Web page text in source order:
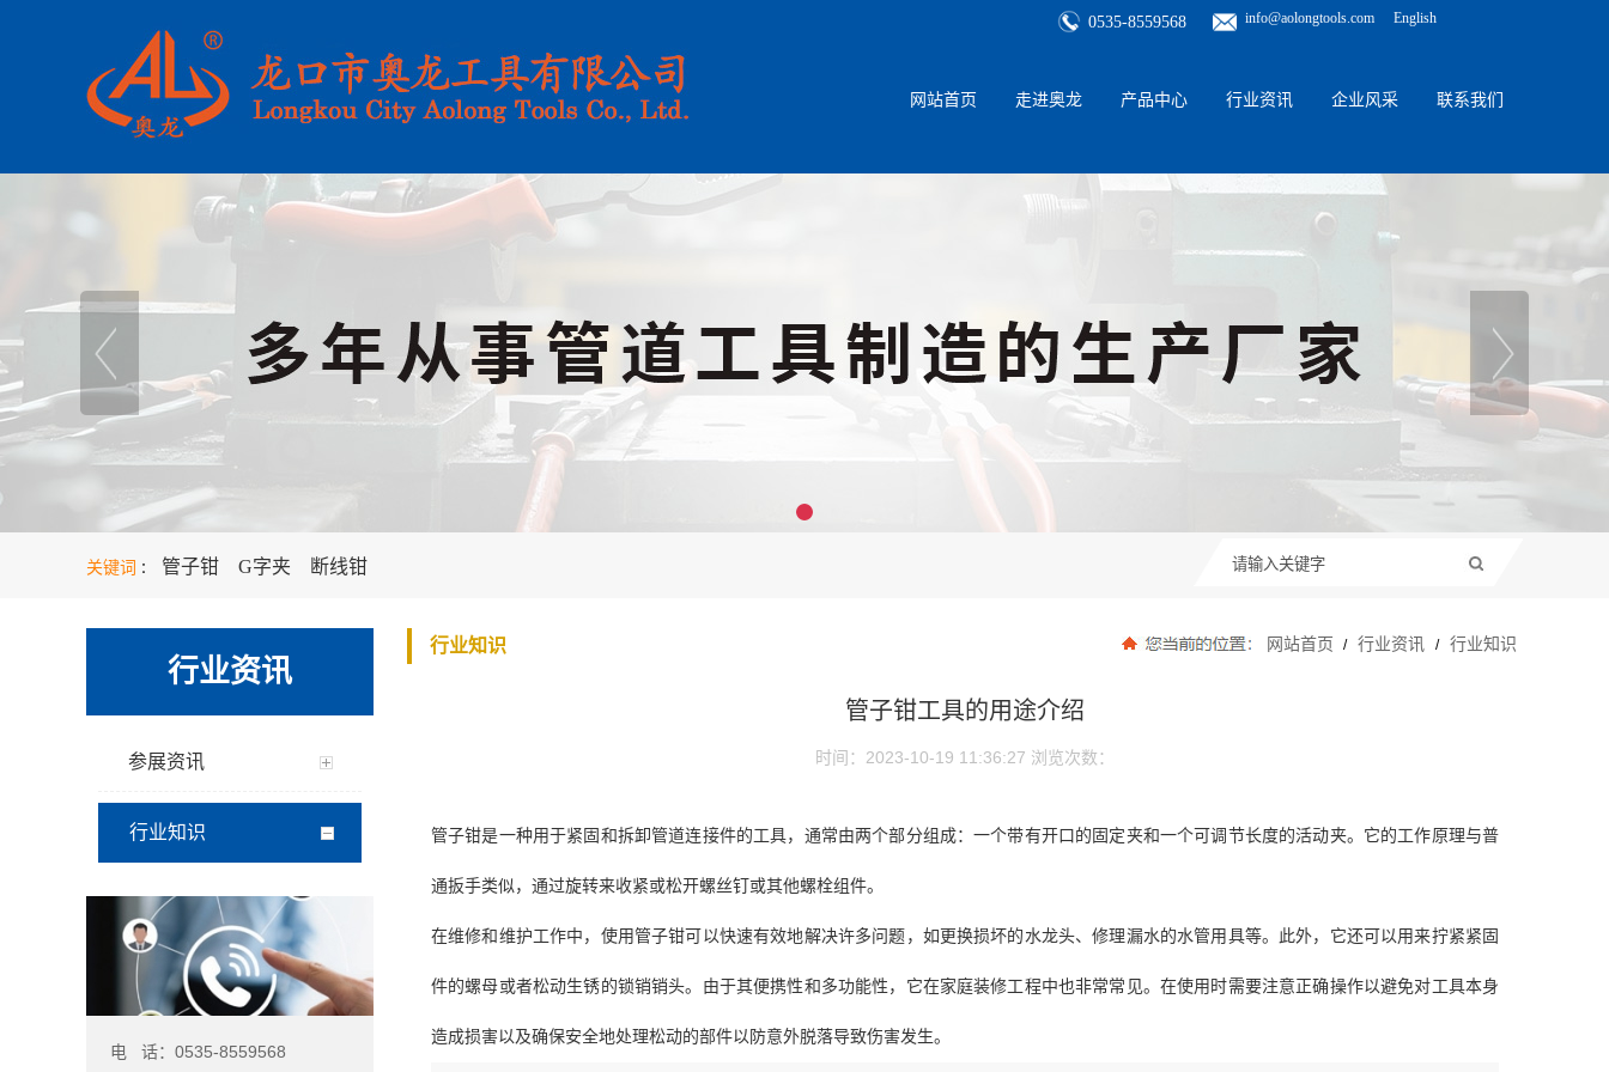
0535-8559568 info@aolongtools.com English
网站首页 走进奥龙 产品中心 行业资讯 企业风采 联系我们
关键词 ： 管子钳 G字夹 断线钳
行业资讯
参展资讯
行业知识
电 话：0535-8559568
行业知识 网站首页 / 行业资讯 / 行业知识
管子钳工具的用途介绍
时间：2023-10-19 11:36:27 浏览次数：
管子钳是一种用于紧固和拆卸管道连接件的工具，通常由两个部分组成：一个带有开口的固定夹和一个可调节长度的活动夹。它的工作原理与普
通扳手类似，通过旋转来收紧或松开螺丝钉或其他螺栓组件。
在维修和维护工作中，使用管子钳可以快速有效地解决许多问题，如更换损坏的水龙头、修理漏水的水管用具等。此外，它还可以用来拧紧紧固
件的螺母或者松动生锈的锁销销头。由于其便携性和多功能性，它在家庭装修工程中也非常常见。在使用时需要注意正确操作以避免对工具本身
造成损害以及确保安全地处理松动的部件以防意外脱落导致伤害发生。